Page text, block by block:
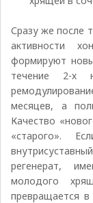
Сразу же после
активности
формируют
течение 2-х
месяцев, а
Качество
«старого».
регенерат,
молодого
превращается